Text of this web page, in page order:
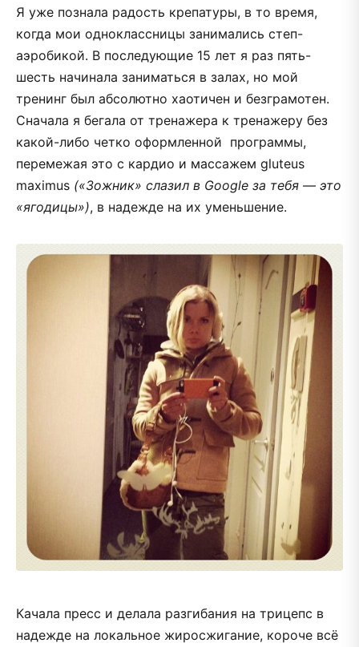
Я уже познала радость крепатуры, в то время,
когда мои одноклассницы занимались степ-
аэробикой. В последующие 15 лет я раз пять-
шесть начинала заниматься в залах, но мой
тренинг был абсолютно хаотичен и безграмотен.
Сначала я бегала от тренажера к тренажеру без
какой-либо четко оформленной программы,
перемежая это с кардио и массажем gluteus
maximus («Зожник» слазил в Google за тебя — это
«ягодицы»), в надежде на их уменьшение.
Качала пресс и делала разгибания на трицепс в
надежде на локальное жиросжигание, короче всё